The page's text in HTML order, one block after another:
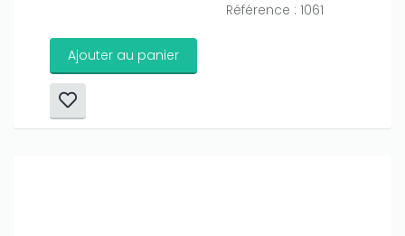
Référence : 1061
Ajouter au panier